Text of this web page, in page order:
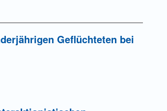
Geflüchteten bei